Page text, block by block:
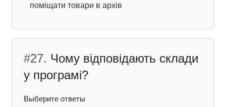
поміщати товари в архів
#27. Чому відповідають склади
у програмі?
Выберите ответы